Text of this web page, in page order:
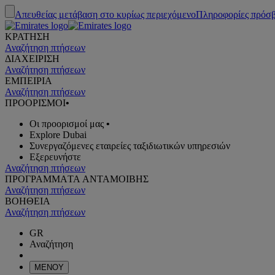
Απευθείας μετάβαση στο κυρίως περιεχόμενοΠληροφορίες
ΚΡΑΤΗΣΗ
Αναζήτηση πτήσεων
ΔΙΑΧΕΙΡΙΣΗ
Αναζήτηση πτήσεων
ΕΜΠΕΙΡΙΑ
Αναζήτηση πτήσεων
ΠΡΟΟΡΙΣΜΟΙ•
Οι προορισμοί μας •
Explore Dubai
Συνεργαζόμενες εταιρείες ταξιδιωτικών υπηρεσιών
Εξερευνήστε
Αναζήτηση πτήσεων
ΠΡΟΓΡΑΜΜΑTA ΑΝΤΑΜΟΙΒΗΣ
Αναζήτηση πτήσεων
ΒΟΗΘΕΙΑ
Αναζήτηση πτήσεων
GR
Αναζήτηση
ΜΕΝΟΥ